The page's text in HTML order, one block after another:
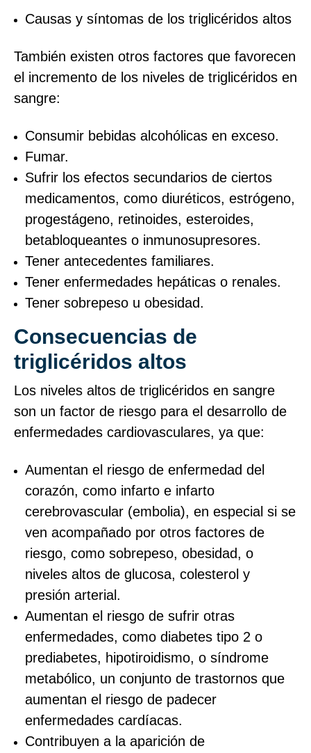
Causas y síntomas de los triglicéridos altos
También existen otros factores que favorecen
el incremento de los niveles de triglicéridos en
sangre:
Consumir bebidas alcohólicas en exceso.
Fumar.
Sufrir los efectos secundarios de ciertos
medicamentos, como diuréticos, estrógeno,
progestágeno, retinoides, esteroides,
betabloqueantes o inmunosupresores.
Tener antecedentes familiares.
Tener enfermedades hepáticas o renales.
Tener sobrepeso u obesidad.
Consecuencias de
triglicéridos altos
Los niveles altos de triglicéridos en sangre
son un factor de riesgo para el desarrollo de
enfermedades cardiovasculares, ya que:
Aumentan el riesgo de enfermedad del
corazón, como infarto e infarto
cerebrovascular (embolia), en especial si se
ven acompañado por otros factores de
riesgo, como sobrepeso, obesidad, o
niveles altos de glucosa, colesterol y
presión arterial.
Aumentan el riesgo de sufrir otras
enfermedades, como diabetes tipo 2 o
prediabetes, hipotiroidismo, o síndrome
metabólico, un conjunto de trastornos que
aumentan el riesgo de padecer
enfermedades cardíacas.
Contribuyen a la aparición de